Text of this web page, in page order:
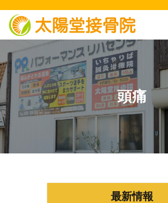
頭痛
最新情報